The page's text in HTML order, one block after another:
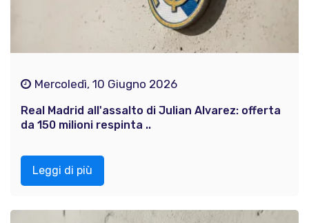
Mercoledì, 10 Giugno 2026
Real Madrid all'assalto di Julian Alvarez: offerta
da 150 milioni respinta ..
Leggi di più